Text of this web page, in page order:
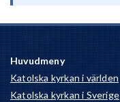
Huvudmeny
Katolska kyrkan i världen
Katolska kyrkan i Sverige